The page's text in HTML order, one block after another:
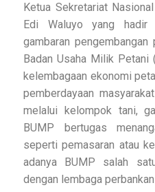
Ketua Sekretariat
Edi Waluyo yang hadir
gambaran
Badan Usaha Milik Petani
kelembagaan ekonomi
pemberdayaan
melalui kelompok tani,
BUMP bertugas
seperti pemasaran atau
adanya BUMP salah
dengan lembaga